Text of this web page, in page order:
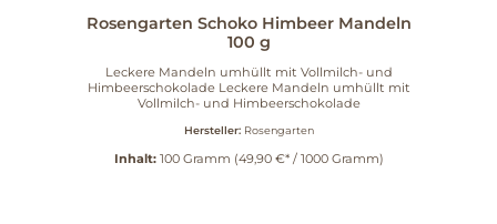
Rosengarten Schoko Himbeer Mandeln
100 g
Leckere Mandeln umhüllt mit Vollmilch- und
Himbeerschokolade Leckere Mandeln umhüllt mit
Vollmilch- und Himbeerschokolade
Hersteller: Rosengarten
Inhalt: 100 Gramm (49,90 €* / 1000 Gramm)